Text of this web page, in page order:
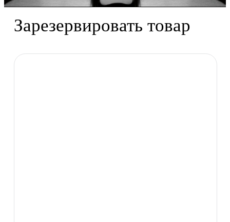
Зарезервировать товар